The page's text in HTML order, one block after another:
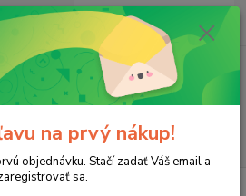
Menu
ks
za0 €
na prvý nákup!
objednávku. Stačí zadať Váš email a
sa.